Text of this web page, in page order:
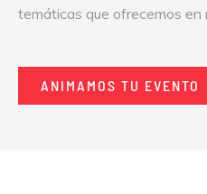
temáticas que ofrecemos en
ANIMAMOS TU EVENTO